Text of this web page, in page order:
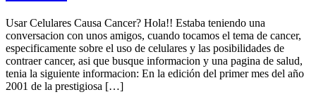
Usar Celulares Causa Cancer? Hola!! Estaba teniendo una
conversacion con unos amigos, cuando tocamos el tema de cancer,
especificamente sobre el uso de celulares y las posibilidades de
contraer cancer, asi que busque informacion y una pagina de salud,
tenia la siguiente informacion: En la edición del primer mes del año
2001 de la prestigiosa […]